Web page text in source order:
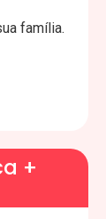
família.
+